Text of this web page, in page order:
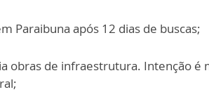
Paraibuna após 12 dias de buscas;
obras de infraestrutura. Intenção é